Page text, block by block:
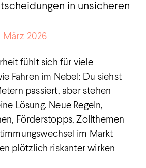
in unsicheren
März 2026
fühlt sich für viele
Fahren im Nebel: Du siehst
passiert, aber stehen
Lösung. Neue Regeln,
Förderstopps, Zollthemen
im Markt
plötzlich riskanter wirken